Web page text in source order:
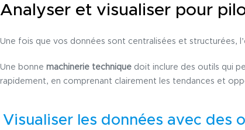
Analyser et visualiser pour
Une fois que vos données sont centralisées et structurées,
Une bonne machinerie techniquedoit inclure des outils qui
rapidement, en comprenant clairement les tendances et
Visualiser les données avec des